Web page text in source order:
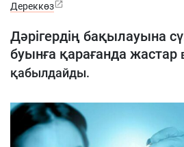
Дереккөз
Дәрігердің бақылауына
буынға қарағанда жастар
қабылдайды.